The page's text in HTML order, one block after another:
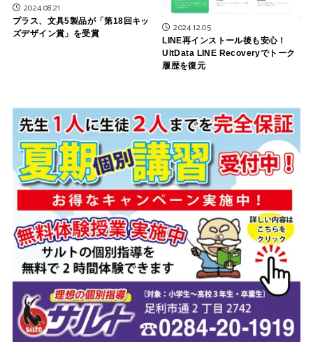
2024.08.21
プラス、文具5製品が「第18回キッ
ズデザイン賞」を受賞
2024.12.05
LINE再インストール後も安心！
UltData LINE Recoveryでトーク
履歴を復元